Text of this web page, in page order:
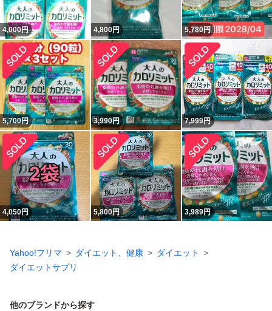
4,000円 4,800円 5,780円
5,700円 3,990円 7,999円
4,050円 5,800円 3,989円
Yahoo!フリマ ダイエット、健康
ダイエット
ダイエットサプリ
他のブランドから探す